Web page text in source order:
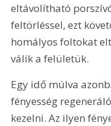
eltávolítható
feltörléssel, ezt
homályos foltokat
válik a felületük.
Egy idő múlva
fényesség
kezelni. Az ilyen